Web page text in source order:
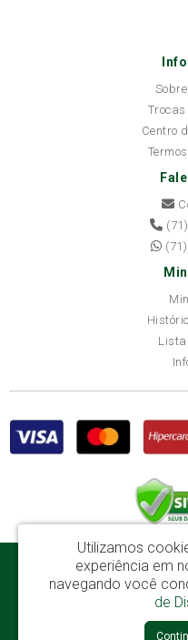
Trocas
Centro
Lista
Disba Móveis Salvador
Av. Cardeal Avelar Brandão
Utilizamos
experiência em
navegando você
de